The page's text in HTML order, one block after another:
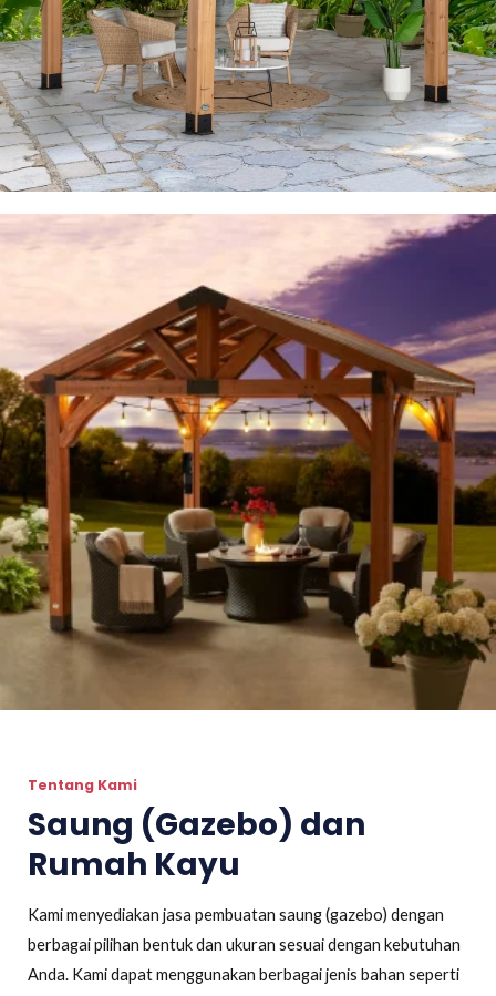
Tentang Kami
Saung (Gazebo) dan
Rumah Kayu
Kami menyediakan jasa pembuatan saung (gazebo) dengan
berbagai pilihan bentuk dan ukuran sesuai dengan kebutuhan
Anda. Kami dapat menggunakan berbagai jenis bahan seperti